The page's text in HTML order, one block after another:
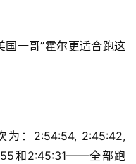
国一哥”霍尔更适合跑这
为：2:54:54, 2:45:42,
和2:45:31——全部跑